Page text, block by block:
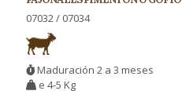
07032 / 07034
Maduración 2 a 3 meses
e 4-5 Kg